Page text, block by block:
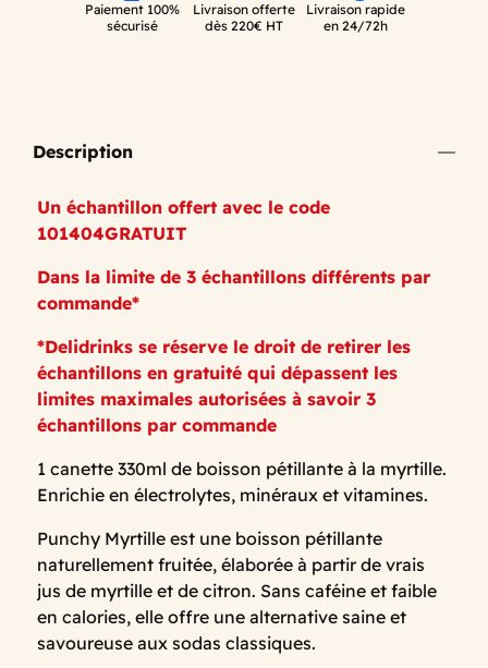
Paiement 100%
sécurisé
Livraison offerte
dès 220€ HT
Livraison rapide
en 24/72h
Description
Un échantillon offert avec le code
101404GRATUIT
Dans la limite de 3 échantillons différents par
commande*
*Delidrinks se réserve le droit de retirer les
échantillons en gratuité qui dépassent les
limites maximales autorisées à savoir 3
échantillons par commande
1 canette 330ml de boisson pétillante à la myrtille.
Enrichie en électrolytes, minéraux et vitamines.
Punchy Myrtille est une boisson pétillante
naturellement fruitée, élaborée à partir de vrais
jus de myrtille et de citron. Sans caféine et faible
en calories, elle offre une alternative saine et
savoureuse aux sodas classiques.